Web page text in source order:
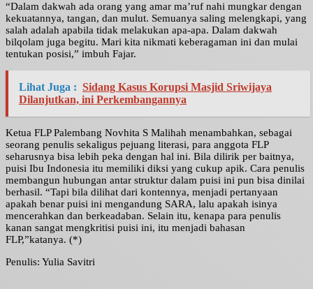
“Dalam dakwah ada orang yang amar ma’ruf nahi mungkar dengan
kekuatannya, tangan, dan mulut. Semuanya saling melengkapi, yang
salah adalah apabila tidak melakukan apa-apa. Dalam dakwah
bilqolam juga begitu. Mari kita nikmati keberagaman ini dan mulai
tentukan posisi,” imbuh Fajar.
Lihat Juga : Sidang Kasus Korupsi Masjid Sriwijaya
Dilanjutkan, ini Perkembangannya
Ketua FLP Palembang Novhita S Malihah menambahkan, sebagai
seorang penulis sekaligus pejuang literasi, para anggota FLP
seharusnya bisa lebih peka dengan hal ini. Bila dilirik per baitnya,
puisi Ibu Indonesia itu memiliki diksi yang cukup apik. Cara penulis
membangun hubungan antar struktur dalam puisi ini pun bisa dinilai
berhasil. “Tapi bila dilihat dari kontennya, menjadi pertanyaan
apakah benar puisi ini mengandung SARA, lalu apakah isinya
mencerahkan dan berkeadaban. Selain itu, kenapa para penulis
kanan sangat mengkritisi puisi ini, itu menjadi bahasan
FLP,”katanya. (*)
Penulis: Yulia Savitri